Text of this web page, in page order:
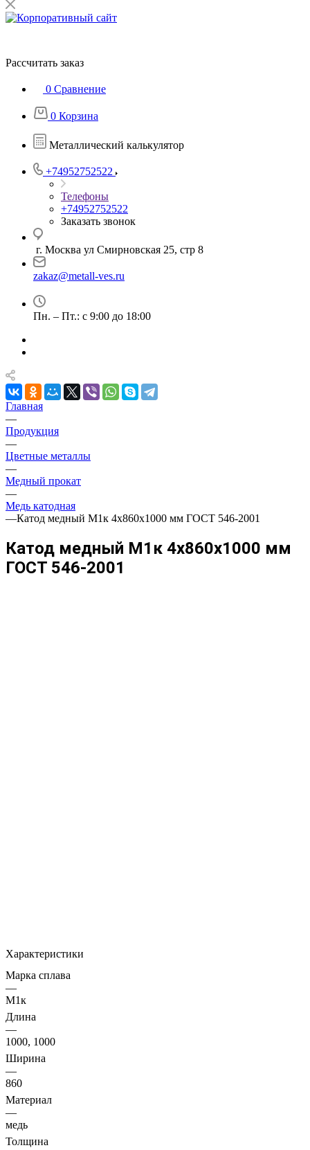
Рассчитать заказ
0 Сравнение
0 Корзина
Металлический калькулятор
+74952752522
Телефоны
+74952752522
Заказать звонок
г. Москва ул Смирновская 25, стр 8
zakaz@metall-ves.ru
Пн. – Пт.: с 9:00 до 18:00
Главная
—
Продукция
—
Цветные металлы
—
Медный прокат
—
Медь катодная
—Катод медный М1к 4х860х1000 мм ГОСТ 546-2001
Катод медный М1к 4х860х1000 мм
ГОСТ 546-2001
Характеристики
Марка сплава
—
М1к
Длина
—
1000, 1000
Ширина
—
860
Материал
—
медь
Толщина